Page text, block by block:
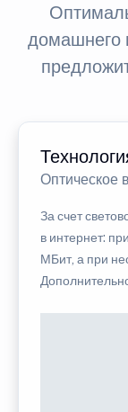
домашнего
Оптическое
За счет
в интернет:
МБит, а при